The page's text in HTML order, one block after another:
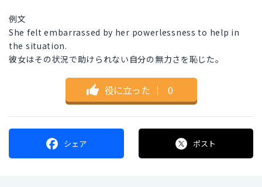
例文
She felt embarrassed by her powerlessness to help in
the situation.
彼女はその状況で助けられない自分の無力さを恥じた。
役に立った ｜ 0
シェア ポスト